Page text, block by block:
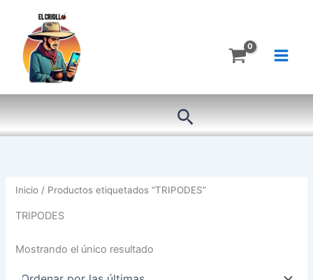
contenido
Buscar
Inicio / Productos etiquetados “TRIPODES”
TRIPODES
Mostrando el único resultado